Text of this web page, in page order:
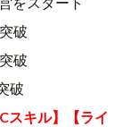
破
破
破
スキル】【ライ